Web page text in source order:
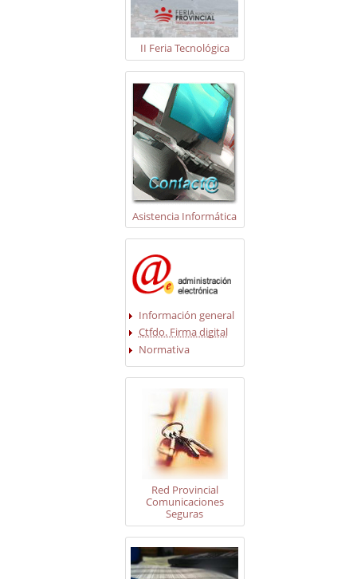
II Feria Tecnológica
Asistencia Informática
Información general
Ctfdo. Firma digital
Normativa
Red Provincial
Comunicaciones
Seguras